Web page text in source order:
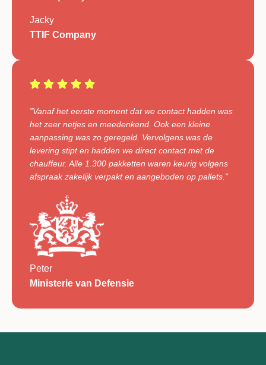
Jacky
TTIF Company
”Vanaf het eerste moment dat we contact hadden was
het zeer netjes en meedenkend. Ook een kleine
aanpassing was zo geregeld. Vervolgens was de
levering stipt en hadden we direct contact met de
chauffeur. Alle 1.300 pakketten waren keurig volgens
afspraak zakelijk verpakt en aangeboden op pallets.”
Peter
Ministerie van Defensie